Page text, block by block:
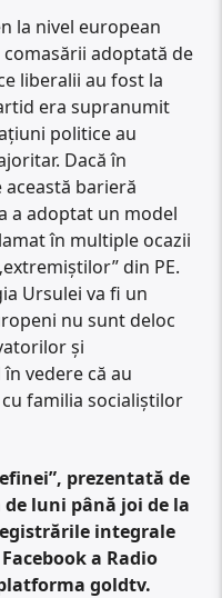
la nivel european
adoptată de
liberalii au fost la
era supranumit
politice au
Dacă în
barieră
a adoptat un model
în multiple ocazii
din PE.
Ursulei va fi un
nu sunt deloc
și
vedere că au
familia socialiștilor
prezentată de
de luni până joi de la
integrale
a Radio
goldtv.